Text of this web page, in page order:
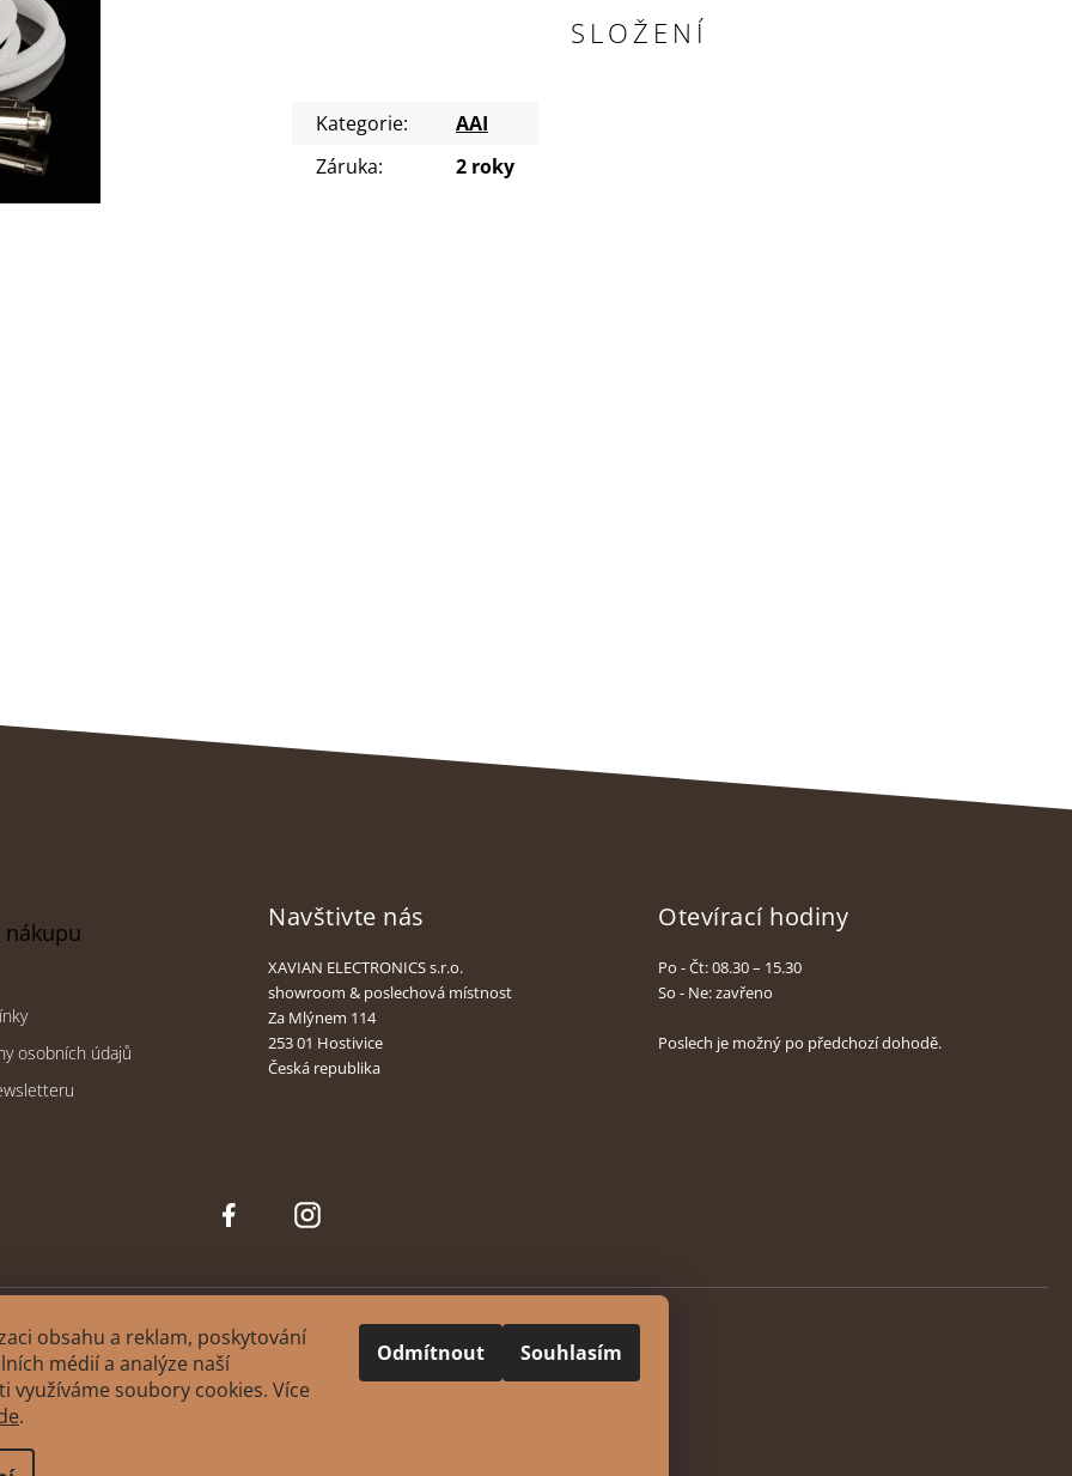
obsahu a reklam, poskytování
médií a analýze naší
využíváme soubory cookies. Více
.
Odmítnout Souhlasím
SLOŽENÍ
Kategorie:
AAI
Záruka: 2 roky
osobních údajů
Navštivte nás
XAVIAN ELECTRONICS s.r.o.
showroom & poslechová místnost
Za Mlýnem 114
253 01 Hostivice
Česká republika
Otevírací hodiny
Po - Čt: 08.30 – 15.30
So - Ne: zavřeno
Poslech je možný po předchozí dohodě.
Face
boo
Inst
agra
2026XAVIAN | česká manufaktura reprosoustav